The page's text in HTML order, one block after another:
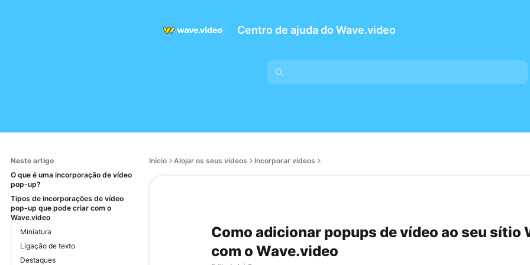
Centro de ajuda do Wave.video
Neste artigo
O que é uma incorporação de vídeo
pop-up?
Tipos de incorporações de vídeo
pop-up que pode criar com o
Wave.video
Miniatura
Ligação de texto
Destaques
Início Alojar os seus vídeos Incorporar vídeos
Como adicionar popups de vídeo ao seu sítio
com o Wave.video